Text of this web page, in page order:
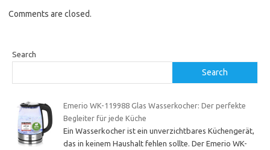
Comments are closed.
Search
Search
Emerio WK-119988 Glas Wasserkocher: Der perfekte
Begleiter für jede Küche
Ein Wasserkocher ist ein unverzichtbares Küchengerät,
das in keinem Haushalt fehlen sollte. Der Emerio WK-